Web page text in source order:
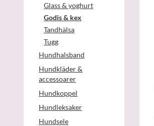
Glass & yoghurt
Godis & kex
Tandhälsa
Tugg
Hundhalsband
Hundkläder &
accessoarer
Hundkoppel
Hundleksaker
Hundsele